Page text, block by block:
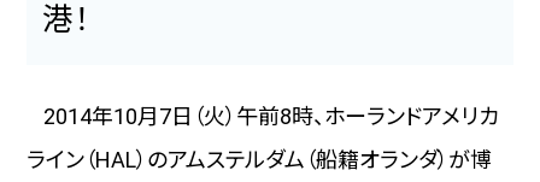
港！
2014年10月 7日（火）午前8時、ホーランドアメリカ
ライン（HAL）のアムステルダム（船籍オランダ）が博